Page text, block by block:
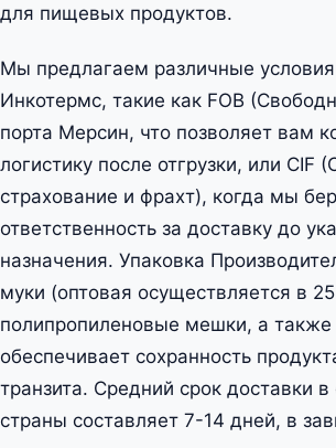
для пищевых продуктов.
Мы предлагаем различные условия
Инкотермс, такие как FOB
порта Мерсин, что позволяет вам
логистику после отгрузки, или CIF
страхование и фрахт), когда мы
ответственность за доставку до
назначения. Упаковка
муки (оптовая осуществляется в
полипропиленовые мешки, а также
обеспечивает сохранность
транзита. Средний срок доставки в
страны составляет 7-14 дней, в